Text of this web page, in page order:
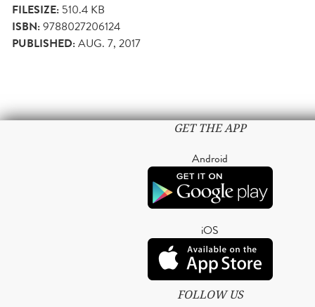
FILESIZE: 510.4 KB
ISBN:9788027206124
PUBLISHED:AUG. 7, 2017
GET THE APP
Android
iOS
FOLLOW US